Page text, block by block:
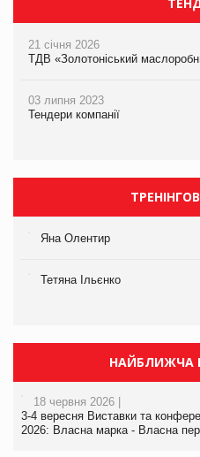
21 січня 2026
ТДВ «Золотоніський
03 липня 2023
Тендери компанії
Яна Олентир
Тетяна Ільєнко
НАЙБЛИЖЧА
18 червня 2026 |
3-4 вересня Виставки та
2026: Власна марка - Власна